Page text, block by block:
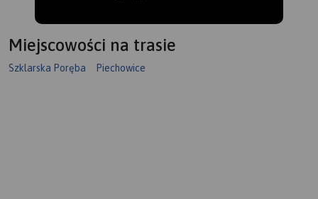
Miejscowości na trasie
Szklarska Poręba Piechowice